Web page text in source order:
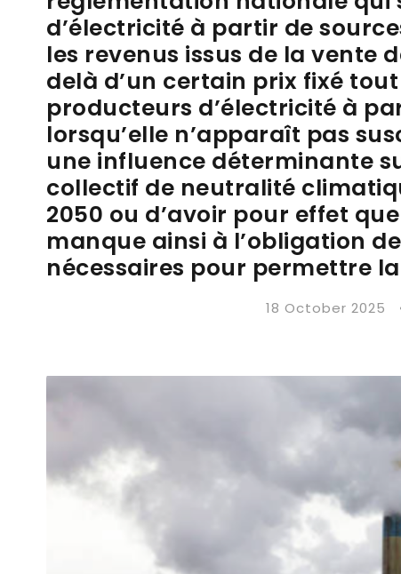
d’électricité à partir de
les revenus issus de la vente
delà d’un certain prix fixé
producteurs d’électricité à
lorsqu’elle n’apparaît pas
une influence déterminante
collectif de neutralité
2050 ou d’avoir pour effet
manque ainsi à l’obligation
nécessaires pour permettre
18 October 2025